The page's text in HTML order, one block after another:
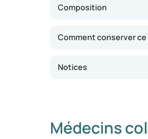
Composition
Comment conserver
Notices
Médecins